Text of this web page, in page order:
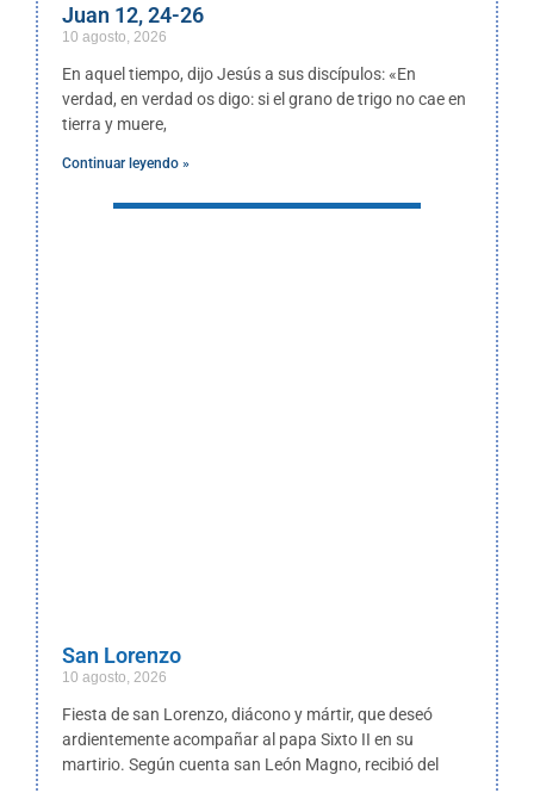
Juan 12, 24-26
10 agosto, 2026
En aquel tiempo, dijo Jesús a sus discípulos: «En
verdad, en verdad os digo: si el grano de trigo no cae en
tierra y muere,
Continuar leyendo »
San Lorenzo
10 agosto, 2026
Fiesta de san Lorenzo, diácono y mártir, que deseó
ardientemente acompañar al papa Sixto II en su
martirio. Según cuenta san León Magno, recibió del